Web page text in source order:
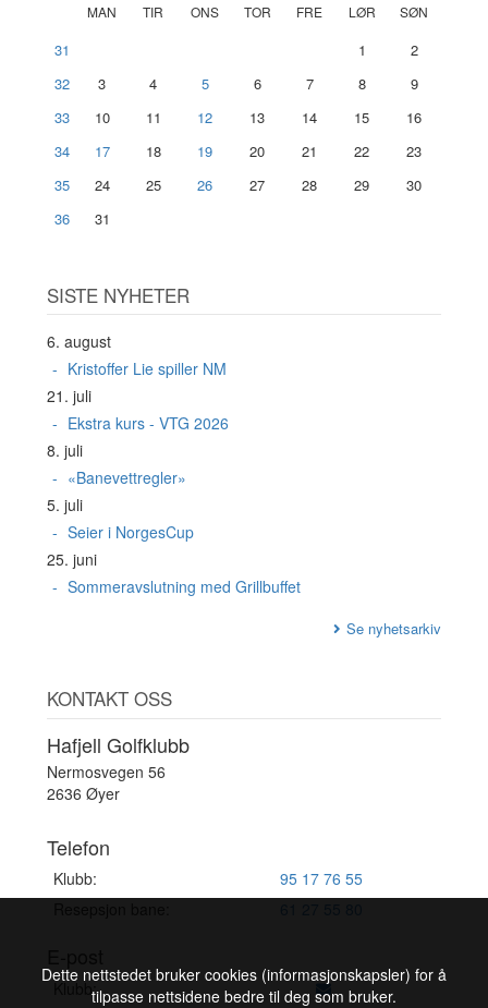
MAN TIR ONS TOR FRE LØR SØN
31 1
2
32
3 4 5 6 7 8
9
33
10 11 12 13 14 15
16
34
17 18 19 20 21 22
23
35
24 25 26 27 28 29
30
36
31
SISTE NYHETER
6. august
Kristoffer Lie spiller NM
21. juli
Ekstra kurs - VTG 2026
8. juli
«Banevettregler»
5. juli
Seier i NorgesCup
25. juni
Sommeravslutning med Grillbuffet
Se nyhetsarkiv
KONTAKT OSS
Hafjell Golfklubb
Nermosvegen 56
2636 Øyer
Telefon
Klubb:
95 17 76 55
Klubb:
Dette nettstedet bruker cookies (informasjonskapsler) for å
tilpasse nettsidene bedre til deg som bruker.